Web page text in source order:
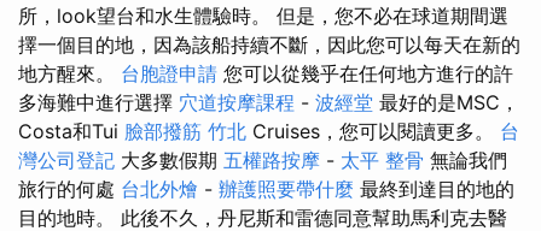
所，look望台和水生體驗時。 但是，您不必在球道期間選
擇一個目的地，因為該船持續不斷，因此您可以每天在新的
地方醒來。 台胞證申請 您可以從幾乎在任何地方進行的許
多海難中進行選擇 穴道按摩課程 - 波經堂 最好的是MSC，
Costa和Tui 臉部撥筋 竹北 Cruises，您可以閱讀更多。 台
灣公司登記 大多數假期 五權路按摩 - 太平 整骨 無論我們
旅行的何處 台北外燴 - 辦護照要帶什麼 最終到達目的地的
目的地時。 此後不久，丹尼斯和雷德同意幫助馬利克去醫